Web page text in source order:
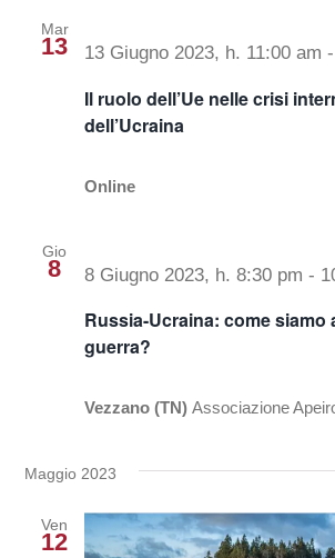
Servizi
Progetti
Notizie
Chi siamo
Mar
13
Il ruolo dell’Ue nelle crisi
dell’Ucraina
13 Giugno 2023, h. 11:00 am -
Online
Gio
8
Russia-Ucraina: come siamo
guerra?
8 Giugno 2023, h. 8:30 pm -
Vezzano (TN)Associazione
Maggio 2023
Ven
12